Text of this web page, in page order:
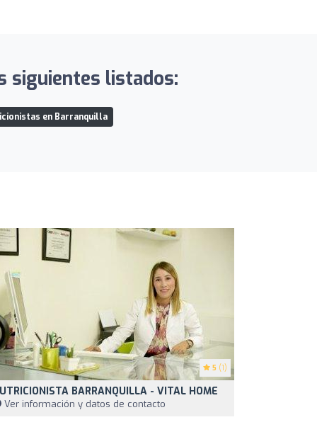
siguientes listados:
en Barranquilla
5 (1)
BARRANQUILLA - VITAL HOME
Ver información y datos de contacto